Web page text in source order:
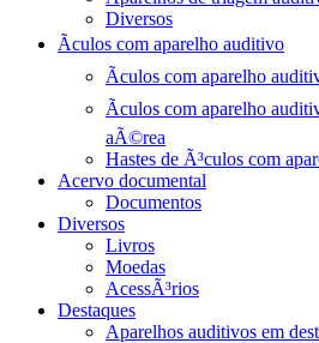
Diversos
Ãculos com aparelho auditivo
Ãculos com aparelho
Ãculos com aparelho
aÃ©rea
Hastes de Ã³culos com
Acervo documental
Documentos
Diversos
Livros
Moedas
AcessÃ³rios
Destaques
Aparelhos auditivos em